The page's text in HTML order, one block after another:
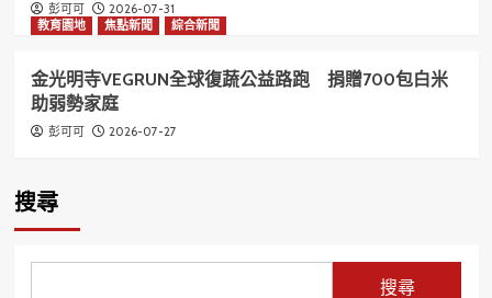
彭可可
2026-07-31
教育園地
焦點新聞 綜合新聞
金光明寺VEGRUN全球復蔬公益路跑 捐贈700包白米
助弱勢家庭
彭可可 2026-07-27
搜尋
搜尋